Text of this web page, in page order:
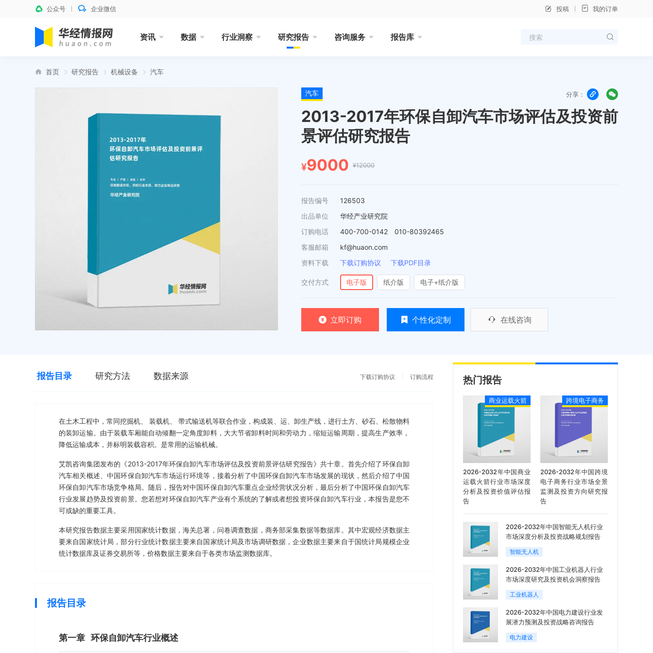
公众号 企业微信 投稿 我的订单
资讯 数据 行业洞察 研究报告 咨询服务 报告库
首页 研究报告 机械设备 汽车
汽车 分享：
2013-2017年环保自卸汽车市场评估及投资前
景评估研究报告
¥9000 ¥12000
报告编号
126503
出品单位
华经产业研究院
订购电话
400-700-0142 010-80392465
客服邮箱
kf@huaon.com
资料下载
下载订购协议 下载PDF目录
交付方式 电子版 纸介版 电子+纸介版
立即订购 个性化定制 在线咨询
报告目录 研究方法 数据来源 下载订购协议 订购流程
在土木工程中，常同挖掘机、 装载机、 带式输送机等联合作业，构成装、运、卸生产线，进行土方、砂石、松散物料
的装卸运输。由于装载车厢能自动倾翻一定角度卸料，大大节省卸料时间和劳动力，缩短运输周期，提高生产效率，
降低运输成本，并标明装载容积。是常用的运输机械。
艾凯咨询集团发布的《2013-2017年环保自卸汽车市场评估及投资前景评估研究报告》共十章。首先介绍了环保自卸
汽车相关概述、中国环保自卸汽车市场运行环境等，接着分析了中国环保自卸汽车市场发展的现状，然后介绍了中国
环保自卸汽车市场竞争格局。随后，报告对中国环保自卸汽车重点企业经营状况分析，最后分析了中国环保自卸汽车
行业发展趋势及投资前景。您若想对环保自卸汽车产业有个系统的了解或者想投资环保自卸汽车行业，本报告是您不
可或缺的重要工具。
本研究报告数据主要采用国家统计数据，海关总署，问卷调查数据，商务部采集数据等数据库。其中宏观经济数据主
要来自国家统计局，部分行业统计数据主要来自国家统计局及市场调研数据，企业数据主要来自于国统计局规模企业
统计数据库及证券交易所等，价格数据主要来自于各类市场监测数据库。
报告目录
第一章 环保自卸汽车行业概述
热门报告
商业运载火箭
2026-2032年中国商业
运载火箭行业市场深度
分析及投资价值评估报
告
跨境电子商务
2026-2032年中国跨境
电子商务行业市场全景
监测及投资方向研究报
告
2026-2032年中国智能无人机行业
市场深度分析及投资战略规划报告
智能无人机
2026-2032年中国工业机器人行业
市场深度研究及投资机会洞察报告
工业机器人
2026-2032年中国电力建设行业发
展潜力预测及投资战略咨询报告
电力建设